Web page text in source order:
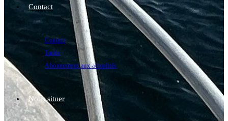
Contact
Contact
Tarifs
Abonnement aux actualités
Nous situer